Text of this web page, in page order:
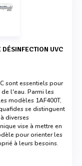
sont essentiels pour
l'eau. Parmi les
modèles 1AF400T,
se distinguent
diverses
vise à mettre en
pour orienter les
à leurs besoins.